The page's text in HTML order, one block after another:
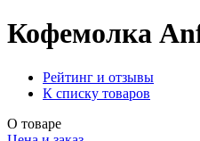
Кофемолка
Рейтинг и отзывы
К списку товаров
О товаре